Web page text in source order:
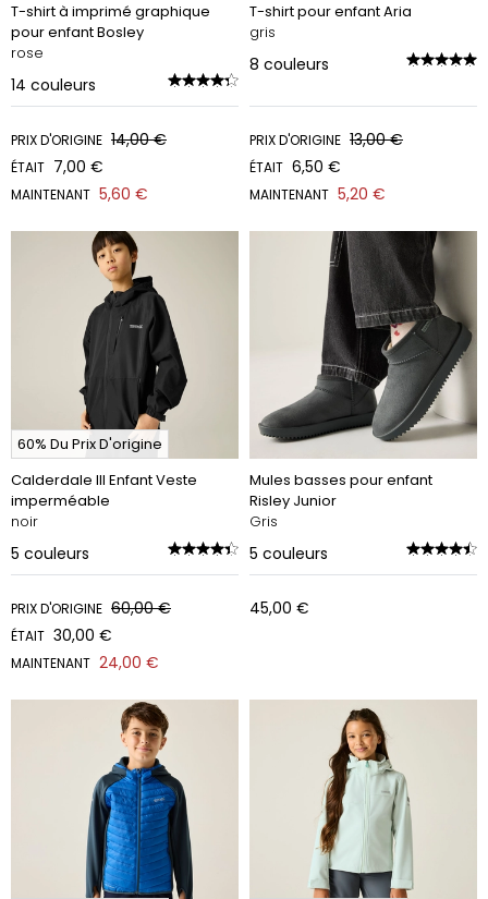
T-shirt à imprimé graphique
pour enfant Bosley
rose
14 couleurs
PRIX D'ORIGINE 14,00 €
ÉTAIT 7,00 €
MAINTENANT 5,60 €
T-shirt pour enfant Aria
gris
8 couleurs
PRIX D'ORIGINE 13,00 €
ÉTAIT 6,50 €
MAINTENANT 5,20 €
60% Du Prix D'origine
Calderdale III Enfant Veste
imperméable
noir
5 couleurs
PRIX D'ORIGINE 60,00 €
ÉTAIT 30,00 €
MAINTENANT 24,00 €
Mules basses pour enfant
Risley Junior
Gris
5 couleurs
45,00 €